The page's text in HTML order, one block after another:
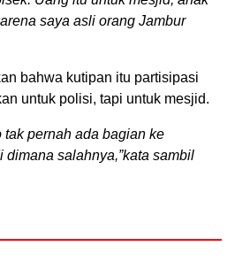
saya asli orang Jambur
bahwa kutipan itu partisipasi
untuk polisi, tapi untuk mesjid.
tak pernah ada bagian ke
dimana salahnya,”kata sambil